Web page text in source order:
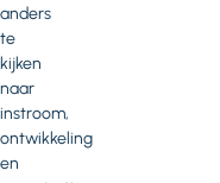
anders
te
kijken
naar
instroom,
ontwikkeling
en